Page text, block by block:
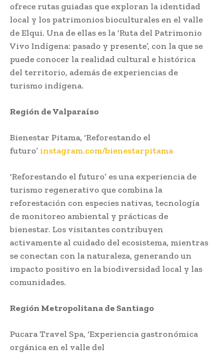
ofrece rutas guiadas que exploran la identidad
local y los patrimonios bioculturales en el valle
de Elqui. Una de ellas es la ‘Ruta del Patrimonio
Vivo Indígena: pasado y presente’, con la que se
puede conocer la realidad cultural e histórica
del territorio, además de experiencias de
turismo indígena.
Región de Valparaíso
Bienestar Pitama, ‘Reforestando el
futuro’ instagram.com/bienestarpitama
‘Reforestando el futuro’ es una experiencia de
turismo regenerativo que combina la
reforestación con especies nativas, tecnología
de monitoreo ambiental y prácticas de
bienestar. Los visitantes contribuyen
activamente al cuidado del ecosistema, mientras
se conectan con la naturaleza, generando un
impacto positivo en la biodiversidad local y las
comunidades.
Región Metropolitana de Santiago
Pucara Travel Spa, ‘Experiencia gastronómica
orgánica en el valle del